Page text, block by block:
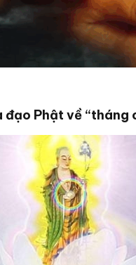
đạo Phật về “tháng